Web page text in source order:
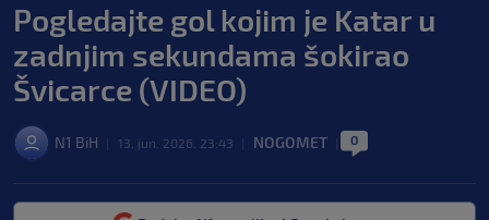
Pogledajte gol kojim je Katar u
zadnjim sekundama šokirao
Švicarce (VIDEO)
N1 BiH 13. jun. 2026. 23:43 NOGOMET 0